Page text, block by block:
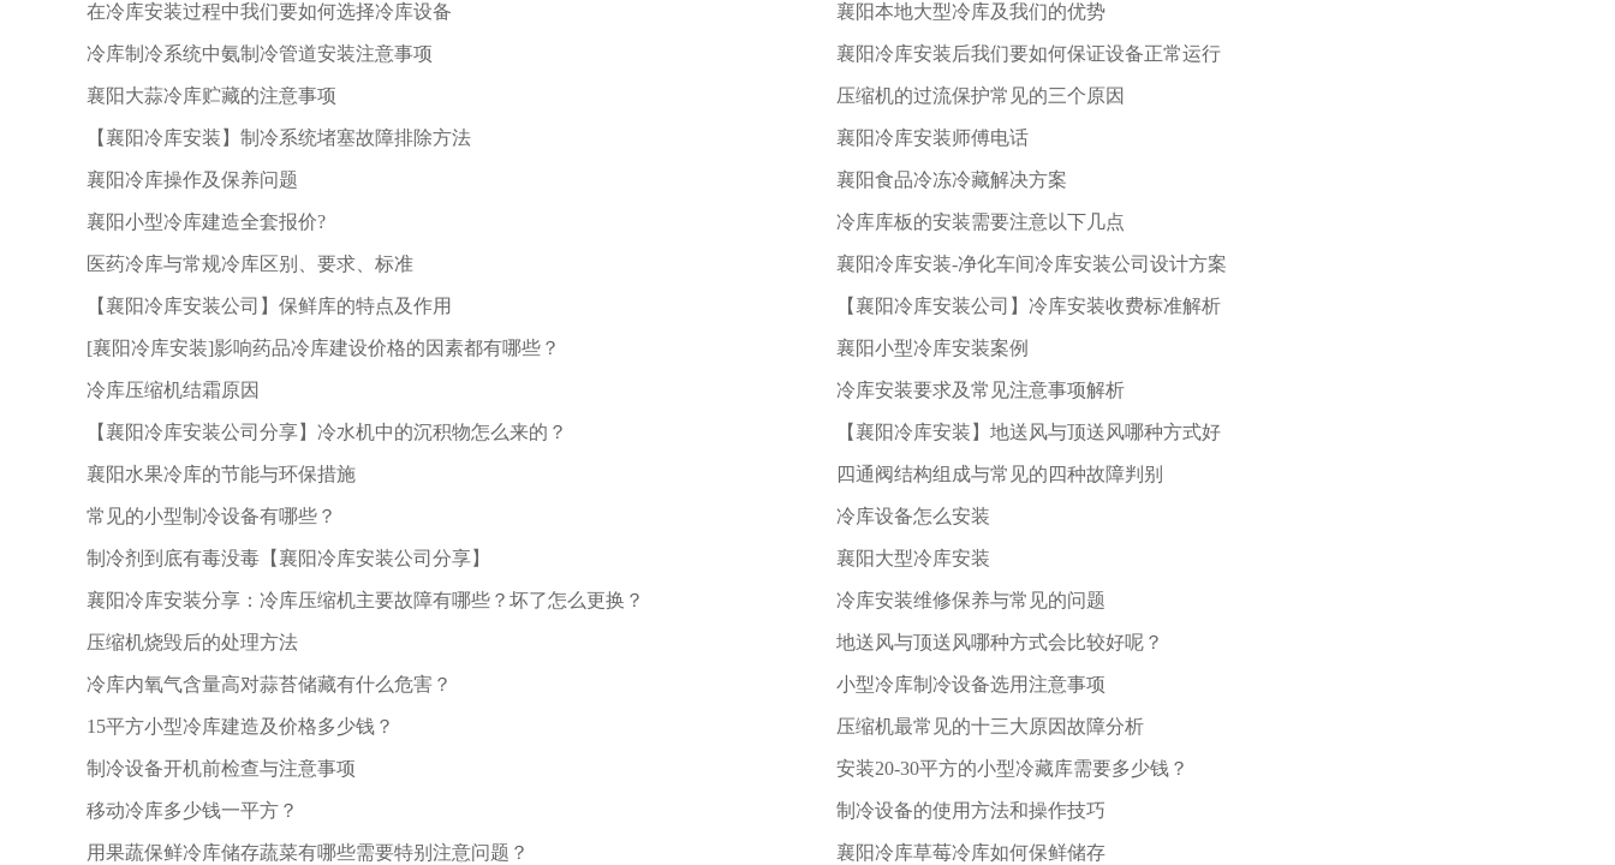
襄阳本地大型冷库及我们的优势
在冷库安装过程中我们要如何选择冷库设备
襄阳冷库安装后我们要如何保证设备正常运行
​冷库制冷系统中氨制冷管道安装注意事项
压缩机的过流保护常见的三个原因
襄阳大蒜冷库贮藏的注意事项
襄阳冷库安装师傅电话
【襄阳冷库安装】制冷系统堵塞故障排除方法
襄阳食品冷冻冷藏解决方案
襄阳冷库操作及保养问题
冷库库板的安装需要注意以下几点
襄阳小型冷库建造全套报价?
襄阳冷库安装-净化车间冷库安装公司设计方案
医药冷库与常规冷库区别、要求、标准
【襄阳冷库安装公司】冷库安装收费标准解析
【襄阳冷库安装公司】保鲜库的特点及作用
襄阳小型冷库安装案例
[襄阳冷库安装]影响药品冷库建设价格的因素都有哪些？
冷库安装要求及常见注意事项解析
冷库压缩机结霜原因
【襄阳冷库安装】地送风与顶送风哪种方式好
【襄阳冷库安装公司分享】冷水机中的沉积物怎么来的？
四通阀结构组成与常见的四种故障判别
襄阳水果冷库的节能与环保措施
冷库设备怎么安装
常见的小型制冷设备有哪些？
襄阳大型冷库安装
制冷剂到底有毒没毒【襄阳冷库安装公司分享】
冷库安装维修保养与常见的问题
襄阳冷库安装分享：冷库压缩机主要故障有哪些？坏了怎么更换？
地送风与顶送风哪种方式会比较好呢？
压缩机烧毁后的处理方法
​小型冷库制冷设备选用注意事项
冷库内氧气含量高对蒜苔储藏有什么危害？
压缩机最常见的十三大原因故障分析
15平方小型冷库建造及价格多少钱？
安装20-30平方的小型冷藏库需要多少钱？
制冷设备开机前检查与注意事项
制冷设备的使用方法和操作技巧
移动冷库多少钱一平方？
襄阳冷库草莓冷库如何保鲜储存
用果蔬保鲜冷库储存蔬菜有哪些需要特别注意问题？